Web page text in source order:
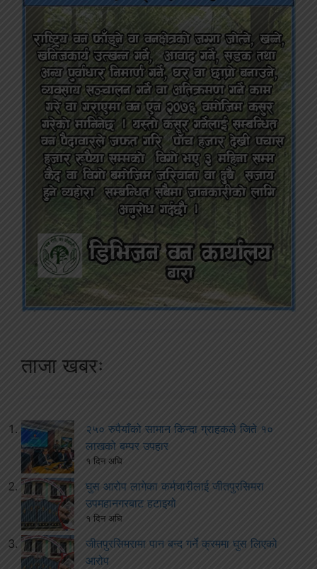
ताजा खबरः
२५० रुपैयाँको सामान किन्दा ग्राहकले जिते १०
लाखको बम्पर उपहार
१ दिन अघि
घुस आरोप लागेका कर्मचारीलाई जीतपुरसिमरा
उपमहानगरबाट हटाइयो
१ दिन अघि
जीतपुरसिमरामा पान बन्द गर्ने क्रममा घुस लिएको
आरोप